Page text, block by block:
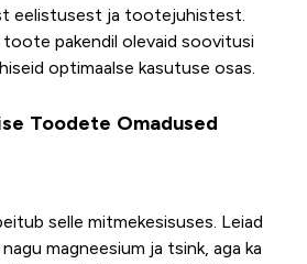
eelistusest ja tootejuhistest.
toote pakendil olevaid soovitusi
optimaalse kasutuse osas.
Toodete Omadused
selle mitmekesisuses. Leiad
magneesium ja tsink, aga ka